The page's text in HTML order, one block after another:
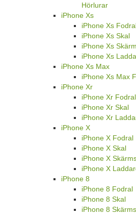
Hörlurar
iPhone Xs
iPhone Xs
iPhone Xs Skal
iPhone Xs
iPhone Xs
iPhone Xs Max
iPhone Xs Max
iPhone Xr
iPhone Xr Fodral
iPhone Xr Skal
iPhone Xr
iPhone X
iPhone X Fodral
iPhone X Skal
iPhone X
iPhone X
iPhone 8
iPhone 8 Fodral
iPhone 8 Skal
iPhone 8